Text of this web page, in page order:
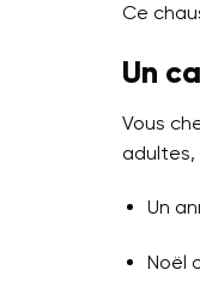
Ce
Un
Vous
Un
Noël